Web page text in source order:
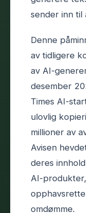
sender inn til
Denne
av tidligere
av AI-
desember
Times AI-
ulovlig
millioner av
Avisen
deres
AI-
omdømme.